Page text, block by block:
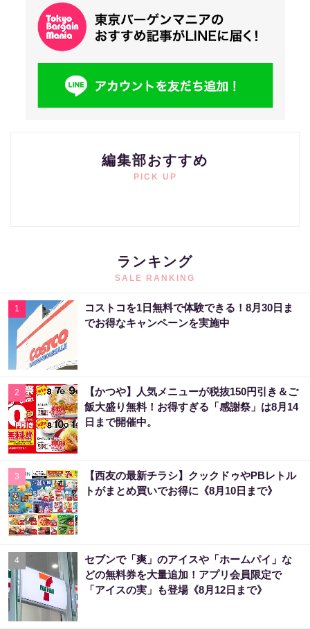
編集部おすすめ
PICK UP
ランキング
SALE RANKING
1
コストコを1日無料で体験できる！8月30日ま
でお得なキャンペーンを実施中
2
【かつや】人気メニューが税抜150円引き＆ご
飯大盛り無料！お得すぎる「感謝祭」は8月14
日まで開催中。
3
【西友の最新チラシ】クックドゥやPBレトル
トがまとめ買いでお得に《8月10日まで》
4
セブンで「爽」のアイスや「ホームパイ」な
どの無料券を大量追加！アプリ会員限定で
「アイスの実」も登場《8月12日まで》